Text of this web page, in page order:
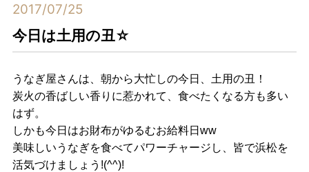
2017/07/25
今日は土用の丑☆
うなぎ屋さんは、朝から大忙しの今日、土用の丑！
炭火の香ばしい香りに惹かれて、食べたくなる方も多い
はず。
しかも今日はお財布がゆるむお給料日ww
美味しいうなぎを食べてパワーチャージし、皆で浜松を
活気づけましょう!(^^)!